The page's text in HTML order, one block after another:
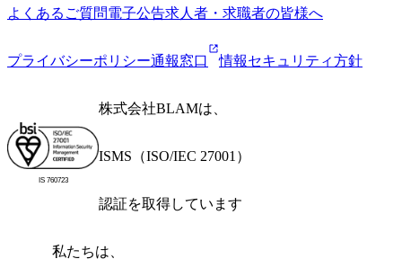
よくあるご質問電子公告求人者・求職者の皆様へ
プライバシーポリシー通報窓口 情報セキュリティ方針
IS 760723
株式会社BLAMは、
ISMS（ISO/IEC 27001）
認証を取得しています
私たちは、